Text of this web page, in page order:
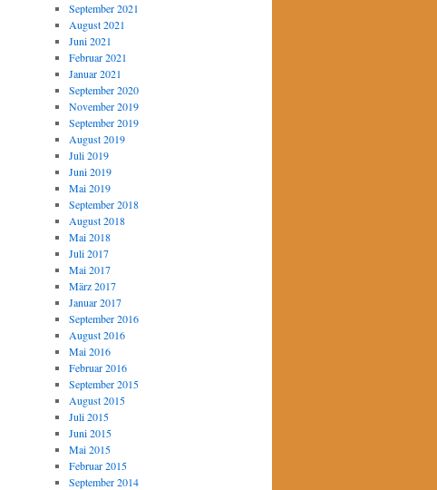
September 2021
August 2021
Juni 2021
Februar 2021
Januar 2021
September 2020
November 2019
September 2019
August 2019
Juli 2019
Juni 2019
Mai 2019
September 2018
August 2018
Mai 2018
Juli 2017
Mai 2017
März 2017
Januar 2017
September 2016
August 2016
Mai 2016
Februar 2016
September 2015
August 2015
Juli 2015
Juni 2015
Mai 2015
Februar 2015
September 2014